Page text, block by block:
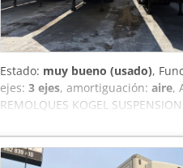
Estado: muy bueno (usado),
ejes: 3 ejes, amortiguación: aire,
REMOLQUES KOGEL